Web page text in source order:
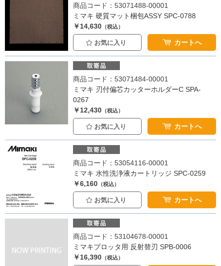
商品コード：53071488-00001
ミマキ 硬質マット梱包ASSY SPC-0788
￥14,630 （税込）
お気に入り カートへ
商品コード：53071484-00001
ミマキ 刃付偏芯カッターホルダーC SPA-
0267
￥12,430 （税込）
お気に入り カートへ
商品コード：53054116-00001
ミマキ 水性洗浄液カートリッジ SPC-0259
￥6,160 （税込）
お気に入り カートへ
商品コード：53104678-00001
ミマキプロッタ用 反射替刃 SPB-0006
￥16,390 （税込）